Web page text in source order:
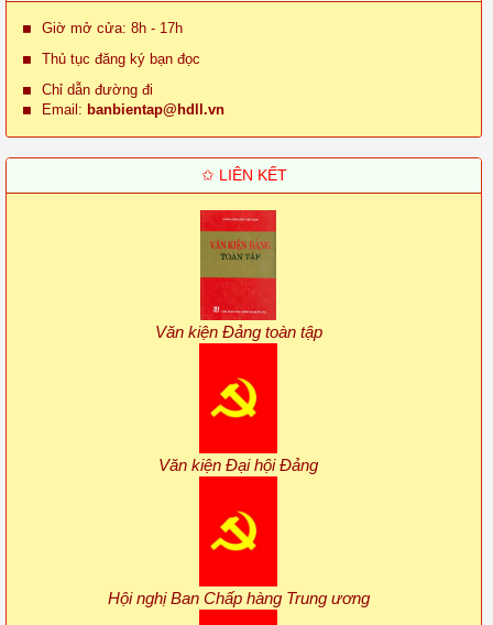
Giờ mở cửa: 8h - 17h
Thủ tục đăng ký bạn đọc
Chỉ dẫn đường đi
Email: banbientap@hdll.vn
✩ LIÊN KẾT
Văn kiện Đảng toàn tập
Văn kiện Đại hội Đảng
Hội nghị Ban Chấp hàng Trung ương